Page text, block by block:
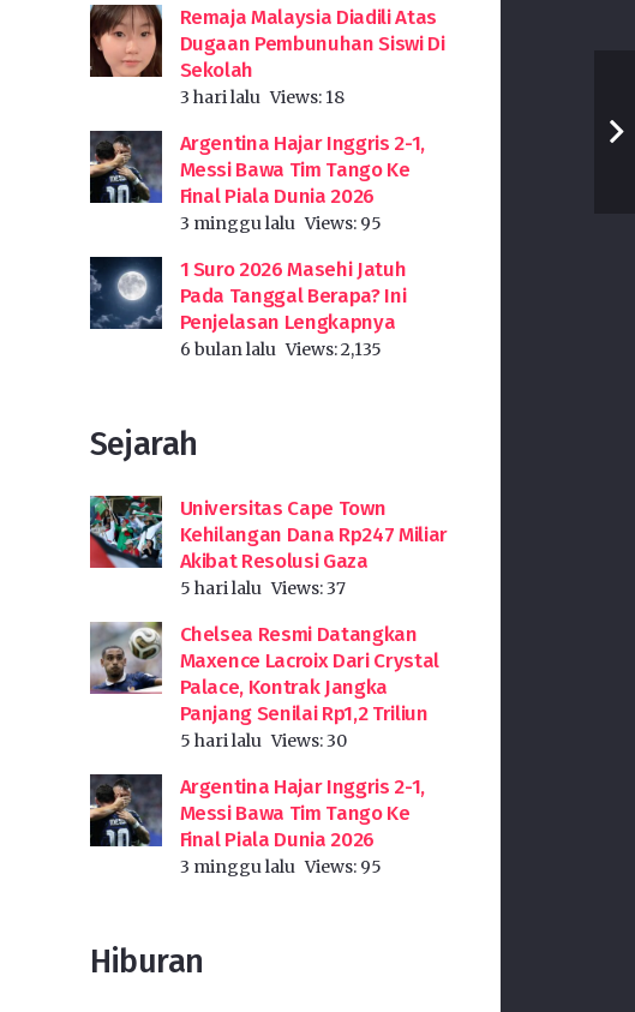
Remaja Malaysia Diadili Atas
Dugaan Pembunuhan Siswi Di
Sekolah
3 hari lalu Views: 18
Argentina Hajar Inggris 2-1,
Messi Bawa Tim Tango Ke
Final Piala Dunia 2026
3 minggu lalu Views: 95
1 Suro 2026 Masehi Jatuh
Pada Tanggal Berapa? Ini
Penjelasan Lengkapnya
6 bulan lalu Views:2,135
Sejarah
Universitas Cape Town
Kehilangan Dana Rp247 Miliar
Akibat Resolusi Gaza
5 hari lalu Views:37
Chelsea Resmi Datangkan
Maxence Lacroix Dari Crystal
Palace, Kontrak Jangka
Panjang Senilai Rp1,2 Triliun
5 hari lalu Views:30
Argentina Hajar Inggris 2-1,
Messi Bawa Tim Tango Ke
Final Piala Dunia 2026
3 minggu lalu Views: 95
Hiburan